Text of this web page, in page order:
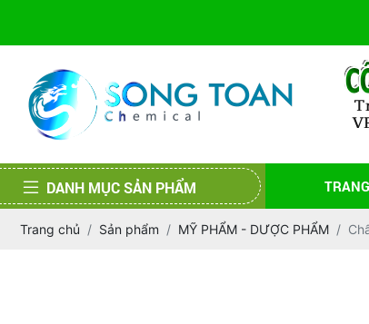
DANH MỤC SẢN PHẨM
Trang chủ Sản phẩm MỸ PHẨM - DƯỢC PHẨM